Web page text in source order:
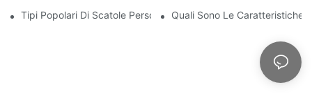
Tipi Popolari Di Scatole Personalizzate All'ingrosso: Quale Tipo
Quali Sono Le Caratteristiche